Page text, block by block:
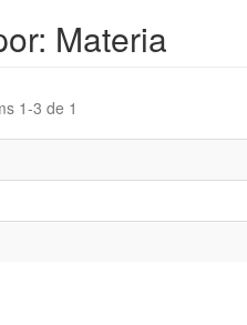
Materia
1-3 de 1